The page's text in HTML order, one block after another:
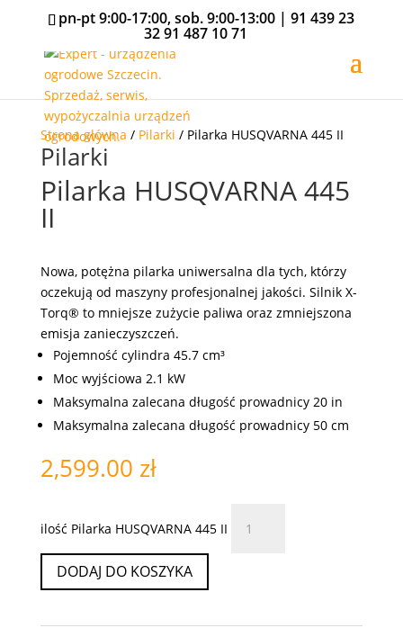
pn-pt 9:00-17:00, sob. 9:00-13:00 |91 439 23
3291 487 10 71
Strona główna / Pilarki / Pilarka HUSQVARNA 445 II
Pilarki
Pilarka HUSQVARNA 445
II
Nowa, potężna pilarka uniwersalna dla tych, którzy
oczekują od maszyny profesjonalnej jakości. Silnik X-
Torq® to mniejsze zużycie paliwa oraz zmniejszona
emisja zanieczyszczeń.
Pojemność cylindra 45.7 cm³
Moc wyjściowa 2.1 kW
Maksymalna zalecana długość prowadnicy 20 in
Maksymalna zalecana długość prowadnicy 50 cm
2,599.00 zł
ilość Pilarka HUSQVARNA 445 II
DODAJ DO KOSZYKA